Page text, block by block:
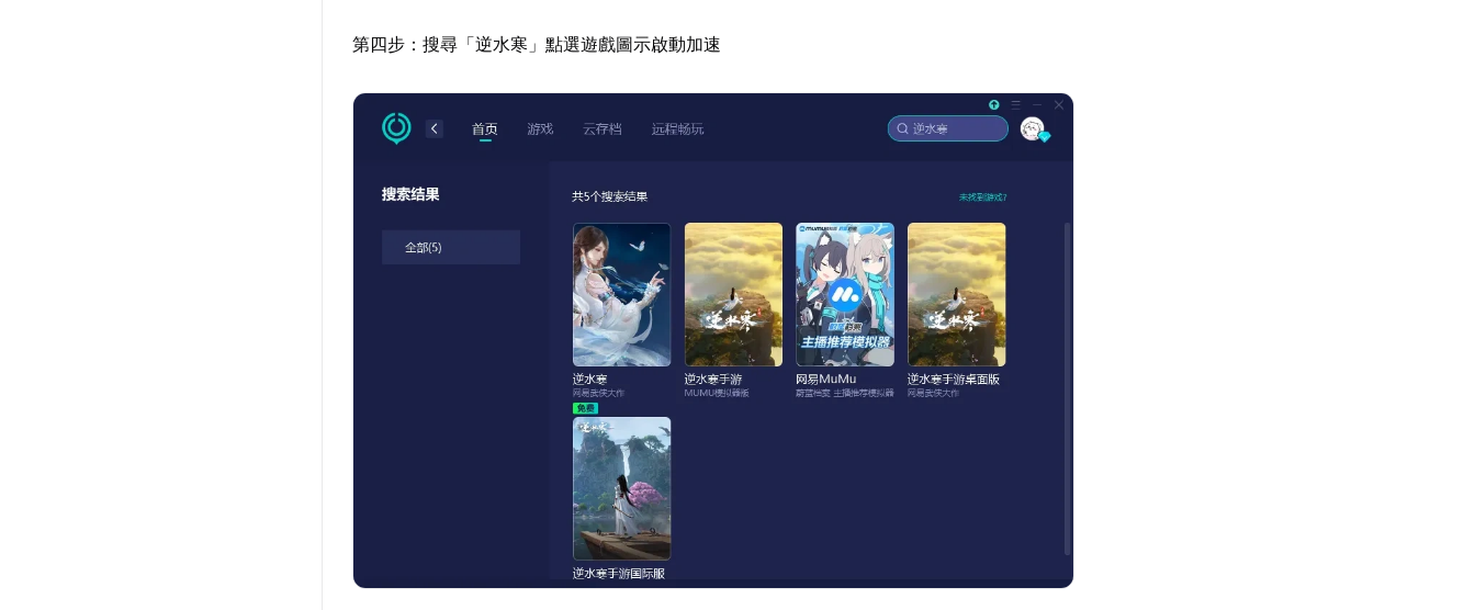
第四步：搜尋「逆水寒」點選遊戲圖示啟動加速